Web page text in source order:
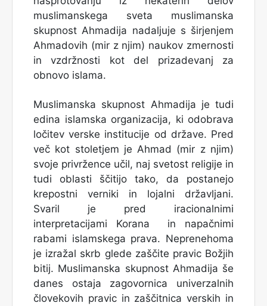
muslimanskega sveta muslimanska
skupnost Ahmadija nadaljuje s širjenjem
Ahmadovih (mir z njim) naukov zmernosti
in vzdržnosti kot del prizadevanj za
obnovo islama.
Muslimanska skupnost Ahmadija je tudi
edina islamska organizacija, ki odobrava
ločitev verske institucije od države. Pred
več kot stoletjem je Ahmad (mir z njim)
svoje privržence učil, naj svetost religije in
tudi oblasti ščitijo tako, da postanejo
krepostni verniki in lojalni državljani.
Svaril je pred iracionalnimi
interpretacijami Korana in napačnimi
rabami islamskega prava. Neprenehoma
je izražal skrb glede zaščite pravic Božjih
bitij. Muslimanska skupnost Ahmadija še
danes ostaja zagovornica univerzalnih
človekovih pravic in zaščitnica verskih in